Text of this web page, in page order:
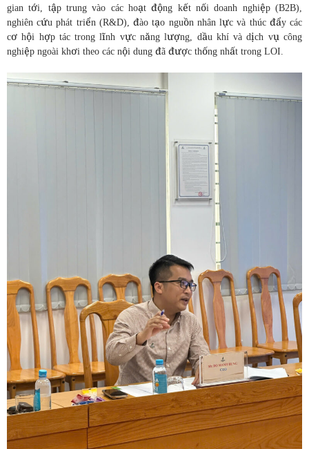
gian tới, tập trung vào các hoạt động kết nối doanh nghiệp (B2B),
nghiên cứu phát triển (R&D), đào tạo nguồn nhân lực và thúc đẩy các
cơ hội hợp tác trong lĩnh vực năng lượng, dầu khí và dịch vụ công
nghiệp ngoài khơi theo các nội dung đã được thống nhất trong LOI.